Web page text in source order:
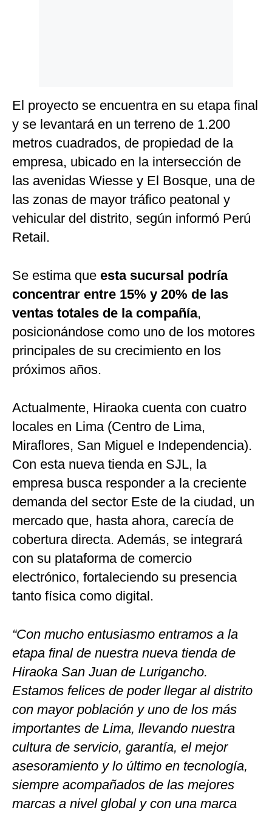
El proyecto se encuentra en su etapa final
y se levantará en un terreno de 1.200
metros cuadrados, de propiedad de la
empresa, ubicado en la intersección de
las avenidas Wiesse y El Bosque, una de
las zonas de mayor tráfico peatonal y
vehicular del distrito, según informó Perú
Retail.
Se estima que esta sucursal podría
concentrar entre 15% y 20% de las
ventas totales de la compañía,
posicionándose como uno de los motores
principales de su crecimiento en los
próximos años.
Actualmente, Hiraoka cuenta con cuatro
locales en Lima (Centro de Lima,
Miraflores, San Miguel e Independencia).
Con esta nueva tienda en SJL, la
empresa busca responder a la creciente
demanda del sector Este de la ciudad, un
mercado que, hasta ahora, carecía de
cobertura directa. Además, se integrará
con su plataforma de comercio
electrónico, fortaleciendo su presencia
tanto física como digital.
“Con mucho entusiasmo entramos a la
etapa final de nuestra nueva tienda de
Hiraoka San Juan de Lurigancho.
Estamos felices de poder llegar al distrito
con mayor población y uno de los más
importantes de Lima, llevando nuestra
cultura de servicio, garantía, el mejor
asesoramiento y lo último en tecnología,
siempre acompañados de las mejores
marcas a nivel global y con una marca